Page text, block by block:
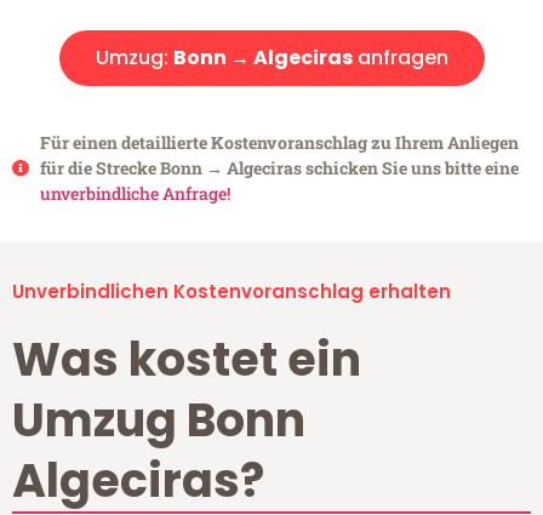
Umzug: Bonn → Algecirasanfragen
Für einen detaillierte Kostenvoranschlag zu Ihrem Anliegen
für die Strecke Bonn → Algeciras schicken Sie uns bitte eine
unverbindliche Anfrage!
Unverbindlichen Kostenvoranschlag erhalten
Was kostet ein
Umzug Bonn
Algeciras?